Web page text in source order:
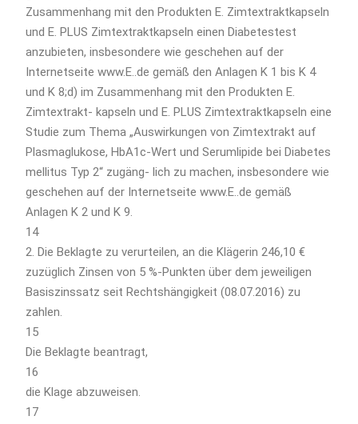
Zusammenhang mit den Produkten E. Zimtextraktkapseln
und E. PLUS Zimtextraktkapseln einen Diabetestest
anzubieten, insbesondere wie geschehen auf der
Internetseite www.E..de gemäß den Anlagen K 1 bis K 4
und K 8;d) im Zusammenhang mit den Produkten E.
Zimtextrakt- kapseln und E. PLUS Zimtextraktkapseln eine
Studie zum Thema „Auswirkungen von Zimtextrakt auf
Plasmaglukose, HbA1c-Wert und Serumlipide bei Diabetes
mellitus Typ 2“ zugäng- lich zu machen, insbesondere wie
geschehen auf der Internetseite www.E..de gemäß
Anlagen K 2 und K 9.
14
2. Die Beklagte zu verurteilen, an die Klägerin 246,10 €
zuzüglich Zinsen von 5 %-Punkten über dem jeweiligen
Basiszinssatz seit Rechtshängigkeit (08.07.2016) zu
zahlen.
15
Die Beklagte beantragt,
16
die Klage abzuweisen.
17